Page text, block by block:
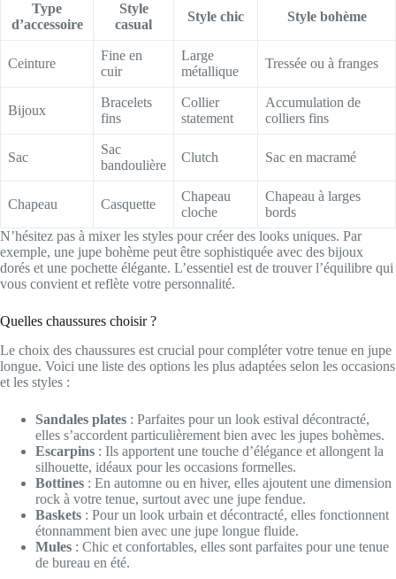
Type
d’accessoire
Style
casual
Style chic Style bohème
Ceinture
Fine en
cuir
Large
métallique
Tressée ou à franges
Bijoux
Bracelets
fins
Collier
statement
Accumulation de
colliers fins
Sac
Sac
bandoulière
Clutch Sac en macramé
Chapeau Casquette
Chapeau
cloche
Chapeau à larges
bords
N’hésitez pas à mixer les styles pour créer des looks uniques. Par
exemple, une jupe bohème peut être sophistiquée avec des bijoux
dorés et une pochette élégante. L’essentiel est de trouver l’équilibre qui
vous convient et reflète votre personnalité.
Quelles chaussures choisir ?
Le choix des chaussures est crucial pour compléter votre tenue en jupe
longue. Voici une liste des options les plus adaptées selon les occasions
et les styles :
Sandales plates : Parfaites pour un look estival décontracté,
elles s’accordent particulièrement bien avec les jupes bohèmes.
Escarpins : Ils apportent une touche d’élégance et allongent la
silhouette, idéaux pour les occasions formelles.
Bottines : En automne ou en hiver, elles ajoutent une dimension
rock à votre tenue, surtout avec une jupe fendue.
Baskets : Pour un look urbain et décontracté, elles fonctionnent
étonnamment bien avec une jupe longue fluide.
Mules : Chic et confortables, elles sont parfaites pour une tenue
de bureau en été.